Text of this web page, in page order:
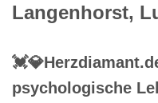
Langenhorst,
psychologische